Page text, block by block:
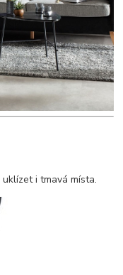
i tmavá místa.